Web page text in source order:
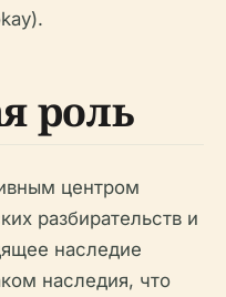
роль
центром
разбирательств и
наследие
наследия, что